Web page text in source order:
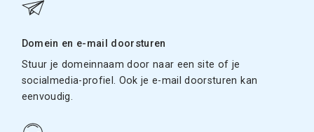
Domein en e-mail doorsturen
Stuur je domeinnaam door naar een site of je
socialmedia-profiel. Ook je e-mail doorsturen kan
eenvoudig.